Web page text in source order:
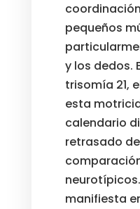
pequeños
y los dedos.
trisomía 21,
esta
calendario
retrasado
manifiesta